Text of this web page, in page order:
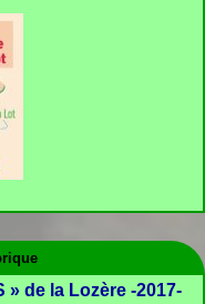
» de la Lozère -2017-